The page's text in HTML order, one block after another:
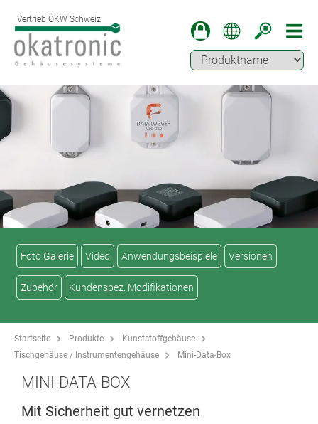
Vertrieb OKW Schweiz
Foto Galerie Video Anwendungsbeispiele Versionen
Zubehör Kundenspez. Modifikationen
Startseite Produkte
Kunststoffgehäuse
Tischgehäuse / Instrumentengehäuse
Mini-Data-Box
MINI-DATA-BOX
Mit Sicherheit gut vernetzen